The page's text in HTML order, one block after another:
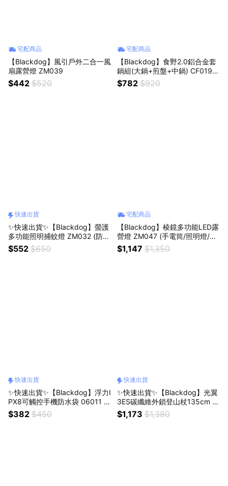
宅配商品
【Blackdog】風引戶外二合一風
扇露營燈 ZM039
$442 $520
宅配商品
【Blackdog】食野2.0鋁合金套
鍋組(大鍋+煎盤+中鍋) CF019
(可疊加收納)(露營/野炊)
$782 $920
快速出貨
✨快速出貨✨【Blackdog】螢護
多功能照明捕蚊燈 ZM032 (防
蚊/電蚊拍/露營燈/滅蚊燈/手電
筒/戶外/露營)
$552 $650
宅配商品
【Blackdog】棱鏡多功能LED露
營燈 ZM047 (手電筒/照明燈/夜
燈/氛圍燈/掛燈/補光燈)
$1,147 $1,350
快速出貨
✨快速出貨✨【Blackdog】浮力I
PX8可觸控手機防水袋 06011 (3
色/戲水/玩水/SUP/泛舟/溯溪/水
上運動/海邊/父親節/母親節)
$382 $450
快速出貨
✨快速出貨✨【Blackdog】光翼
3ES碳纖維外鎖登山杖135cm D
S010 單支(2色/戶外/登山/健行
杖/北歐式健走/助行杖/徒步杖/健
$1,173 $1,380